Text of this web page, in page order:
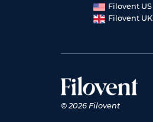
Filovent US
Filovent UK
© 2026 Filovent